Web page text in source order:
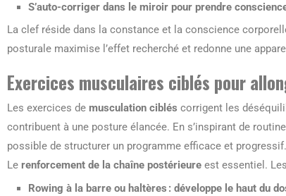
S’auto-corriger dans le miroir pour prendre
La clef réside dans la constance et la conscience
posturale maximise l’effet recherché et redonne une
Exercices musculaires ciblés pour
Les exercices de musculation ciblés corrigent les
contribuent à une posture élancée. En s’inspirant de
possible de structurer un programme efficace et progressif.
Le renforcement de la chaîne postérieure est essentiel.
Rowing à la barre ou haltères : développe le haut du